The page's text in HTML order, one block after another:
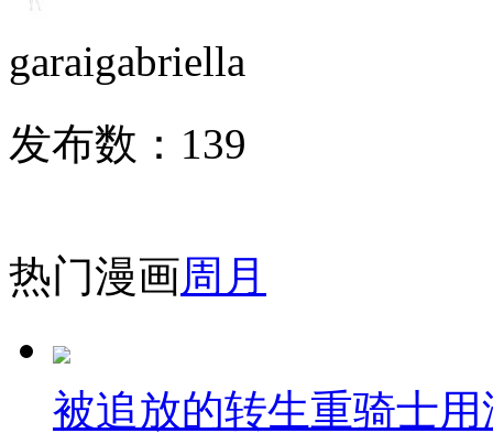
garaigabriella
发布数： 139
热门漫画周 月
被追放的转生重骑士